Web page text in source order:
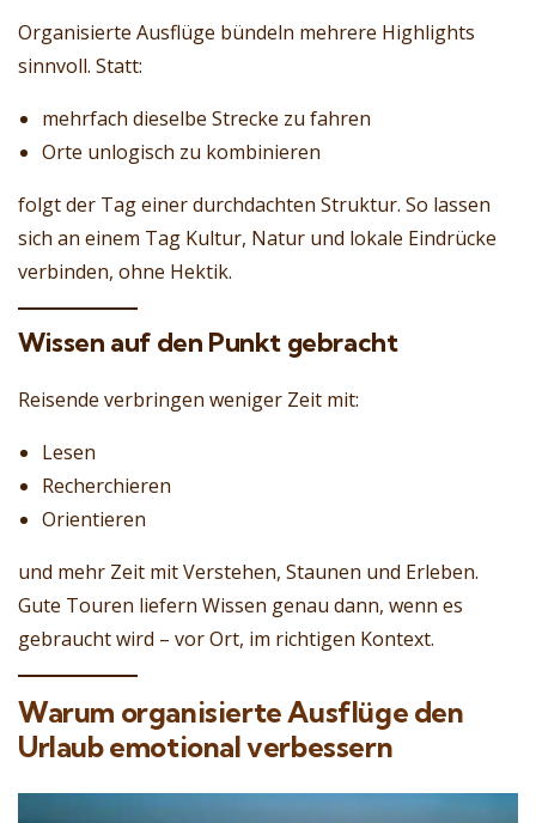
Organisierte Ausflüge bündeln mehrere Highlights
sinnvoll. Statt:
mehrfach dieselbe Strecke zu fahren
Orte unlogisch zu kombinieren
folgt der Tag einer durchdachten Struktur. So lassen
sich an einem Tag Kultur, Natur und lokale Eindrücke
verbinden, ohne Hektik.
Wissen auf den Punkt gebracht
Reisende verbringen weniger Zeit mit:
Lesen
Recherchieren
Orientieren
und mehr Zeit mit Verstehen, Staunen und Erleben.
Gute Touren liefern Wissen genau dann, wenn es
gebraucht wird – vor Ort, im richtigen Kontext.
Warum organisierte Ausflüge den
Urlaub emotional verbessern